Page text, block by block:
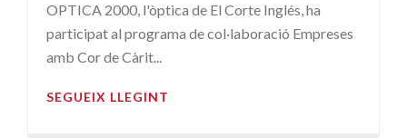
OPTICA 2000, l'òptica de El Corte Inglés, ha
participat al programa de col·laboració Empreses
amb Cor de Càrit...
SEGUEIX LLEGINT